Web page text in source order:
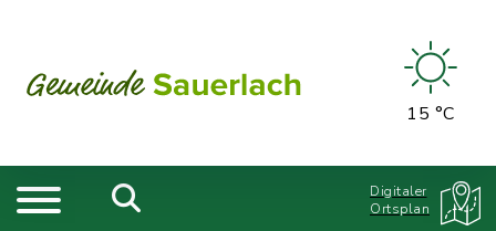
15 °C
Digitaler
Ortsplan